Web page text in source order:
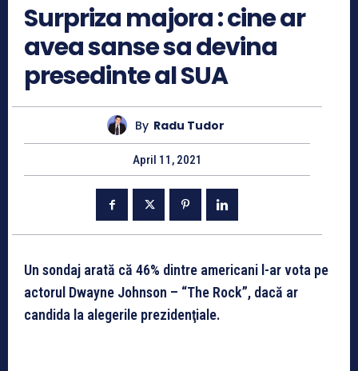
Surpriza majora : cine ar
avea sanse sa devina
presedinte al SUA
By Radu Tudor
April 11, 2021
Un sondaj arată că 46% dintre americani l-ar vota pe
actorul Dwayne Johnson – “The Rock”, dacă ar
candida la alegerile prezidenţiale.